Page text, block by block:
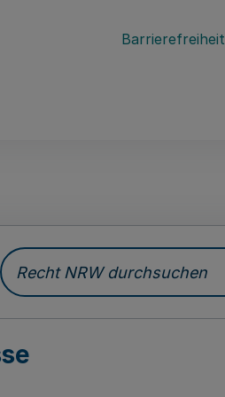
Barrierefreiheit
Recht NRW durchsuchen